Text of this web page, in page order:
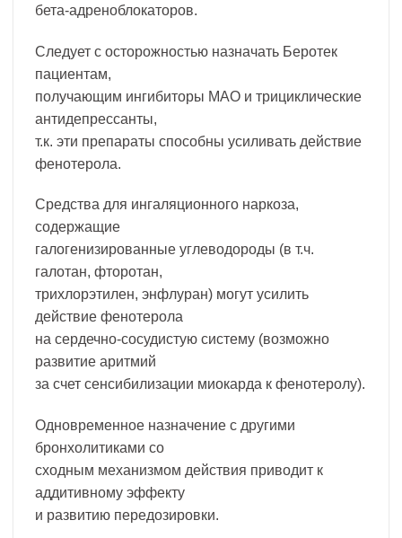
бета-адреноблокаторов.
Следует с осторожностью назначать Беротек
пациентам,
получающим ингибиторы МАО и трициклические
антидепрессанты,
т.к. эти препараты способны усиливать действие
фенотерола.
Средства для ингаляционного наркоза,
содержащие
галогенизированные углеводороды (в т.ч.
галотан, фторотан,
трихлорэтилен, энфлуран) могут усилить
действие фенотерола
на сердечно-сосудистую систему (возможно
развитие аритмий
за счет сенсибилизации миокарда к фенотеролу).
Одновременное назначение с другими
бронхолитиками со
сходным механизмом действия приводит к
аддитивному эффекту
и развитию передозировки.